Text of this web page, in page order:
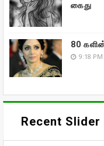
கைது
80
9:18 PM
Recent Slider